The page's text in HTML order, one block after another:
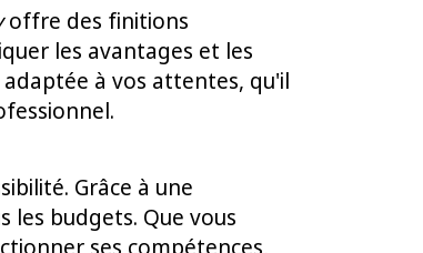
offre des finitions
les avantages et les
à vos attentes, qu'il
Grâce à une
les budgets. Que vous